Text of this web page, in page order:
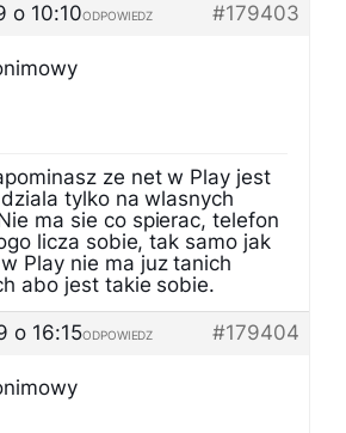
o 10:10
#179403
ODPOWIEDZ
ze net w Play jest
tylko na wlasnych
ma sie co spierac, telefon
licza sobie, tak samo jak
Play nie ma juz tanich
abo jest takie sobie.
o 16:15
#179404
ODPOWIEDZ